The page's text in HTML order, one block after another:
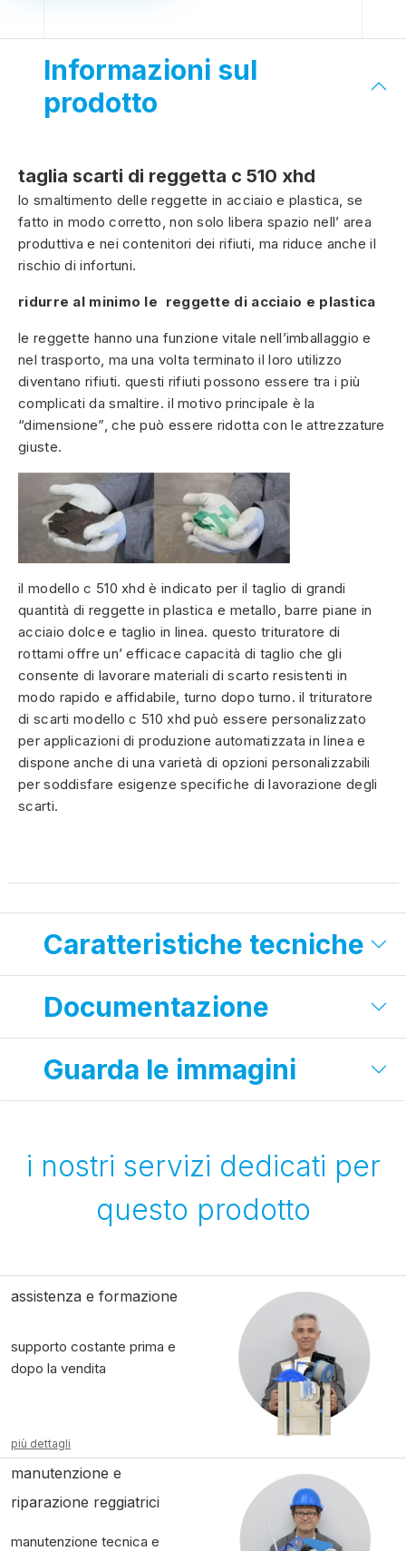
Informazioni sul
prodotto
taglia scarti di reggetta c 510 xhd
lo smaltimento delle reggette in acciaio e plastica, se
fatto in modo corretto, non solo libera spazio nell’ area
produttiva e nei contenitori dei rifiuti, ma riduce anche il
rischio di infortuni.
ridurre al minimo le reggette di acciaio e plastica
le reggette hanno una funzione vitale nell’imballaggio e
nel trasporto, ma una volta terminato il loro utilizzo
diventano rifiuti. questi rifiuti possono essere tra i più
complicati da smaltire. il motivo principale è la
“dimensione”, che può essere ridotta con le attrezzature
giuste.
il modello c 510 xhd è indicato per il taglio di grandi
quantità di reggette in plastica e metallo, barre piane in
acciaio dolce e taglio in linea. questo trituratore di
rottami offre un’ efficace capacità di taglio che gli
consente di lavorare materiali di scarto resistenti in
modo rapido e affidabile, turno dopo turno. il trituratore
di scarti modello c 510 xhd può essere personalizzato
per applicazioni di produzione automatizzata in linea e
dispone anche di una varietà di opzioni personalizzabili
per soddisfare esigenze specifiche di lavorazione degli
scarti.
Caratteristiche tecniche
Documentazione
Guarda le immagini
i nostri servizi dedicati per
questo prodotto
assistenza e formazione
supporto costante prima e
dopo la vendita
più dettagli
manutenzione e
riparazione reggiatrici
manutenzione tecnica e